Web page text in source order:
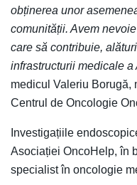
obținerea unor
comunității. Avem
care să contribuie,
infrastructurii medicale
medicul Valeriu Borugă,
Centrul de Oncologie
Investigațiile
Asociației OncoHelp, în
specialist în oncologie